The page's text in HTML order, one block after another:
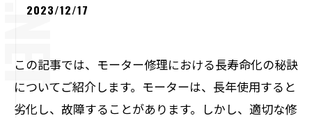
2023/12/17
この記事では、モーター修理における長寿命化の秘訣
についてご紹介します。モーターは、長年使用すると
劣化し、故障することがあります。しかし、適切な修